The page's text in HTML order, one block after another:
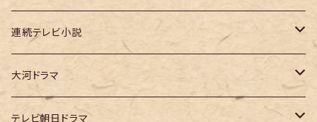
連続テレビ小説
虎に翼
大河ドラマ
大河ドラマ「鎌倉殿の13人」
テレビ朝日ドラマ